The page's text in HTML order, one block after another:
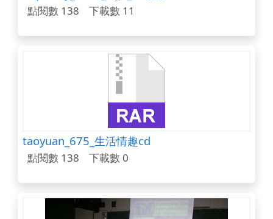
點閱數 138 下載數 11
taoyuan_675_生活情趣cd
點閱數 138 下載數 0